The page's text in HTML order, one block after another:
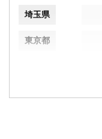
埼玉県
東京都